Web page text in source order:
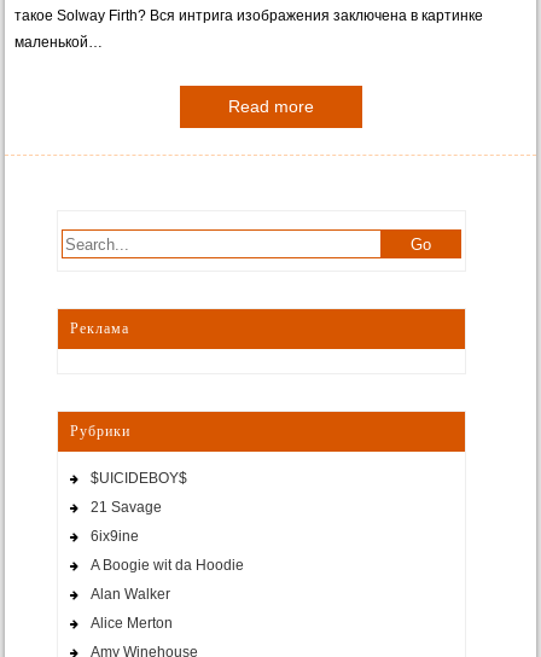
такое Solway Firth? Вся интрига изображения заключена в картинке
маленькой…
Read more
Реклама
Рубрики
$UICIDEBOY$
21 Savage
6ix9ine
A Boogie wit da Hoodie
Alan Walker
Alice Merton
Amy Winehouse